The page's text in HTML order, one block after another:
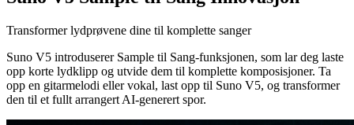
Transformer lydprøvene dine til komplette sanger
Suno V5 introduserer Sample til Sang-funksjonen, som lar deg laste
opp korte lydklipp og utvide dem til komplette komposisjoner. Ta
opp en gitarmelodi eller vokal, last opp til Suno V5, og transformer
den til et fullt arrangert AI-generert spor.